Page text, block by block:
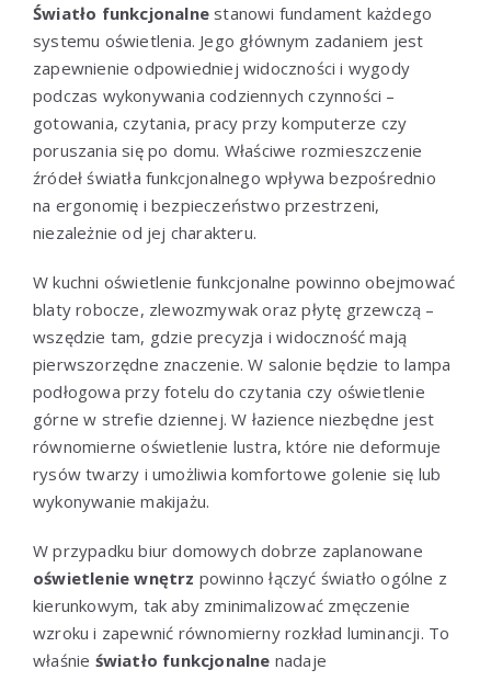
Światło funkcjonalne stanowi fundament każdego
systemu oświetlenia. Jego głównym zadaniem jest
zapewnienie odpowiedniej widoczności i wygody
podczas wykonywania codziennych czynności –
gotowania, czytania, pracy przy komputerze czy
poruszania się po domu. Właściwe rozmieszczenie
źródeł światła funkcjonalnego wpływa bezpośrednio
na ergonomię i bezpieczeństwo przestrzeni,
niezależnie od jej charakteru.
W kuchni oświetlenie funkcjonalne powinno obejmować
blaty robocze, zlewozmywak oraz płytę grzewczą –
wszędzie tam, gdzie precyzja i widoczność mają
pierwszorzędne znaczenie. W salonie będzie to lampa
podłogowa przy fotelu do czytania czy oświetlenie
górne w strefie dziennej. W łazience niezbędne jest
równomierne oświetlenie lustra, które nie deformuje
rysów twarzy i umożliwia komfortowe golenie się lub
wykonywanie makijażu.
W przypadku biur domowych dobrze zaplanowane
oświetlenie wnętrz powinno łączyć światło ogólne z
kierunkowym, tak aby zminimalizować zmęczenie
wzroku i zapewnić równomierny rozkład luminancji. To
właśnie światło funkcjonalne nadaje